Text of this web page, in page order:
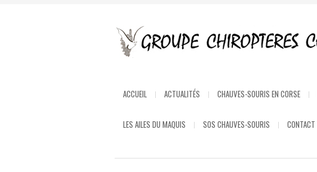
ACCUEIL ACTUALITÉS CHAUVES-SOURIS EN CORSE
LES AILES DU MAQUIS SOS CHAUVES-SOURIS CONTACT